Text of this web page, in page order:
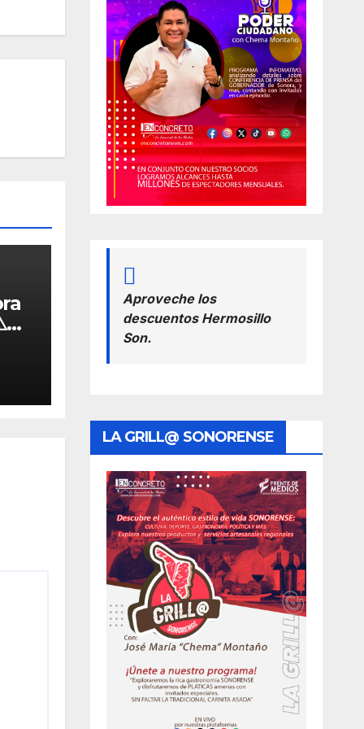
a
Aproveche los
descuentos Hermosillo
Son.
LA GRILL@ SONORENSE